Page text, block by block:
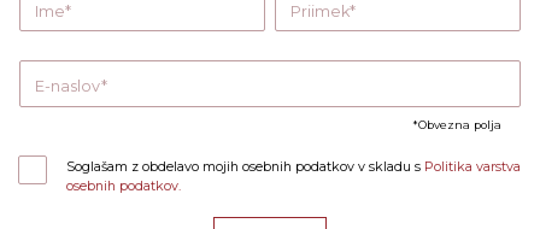
Ime Priimek
E-naslov
Obvezna polja
Soglašam z obdelavo mojih osebnih podatkov v skladu s Politika varstva
osebnih podatkov.